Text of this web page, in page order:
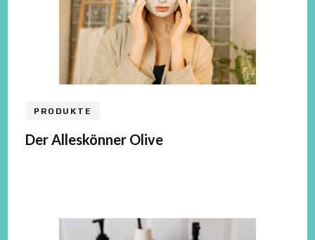
PRODUKTE
Der Alleskönner Olive